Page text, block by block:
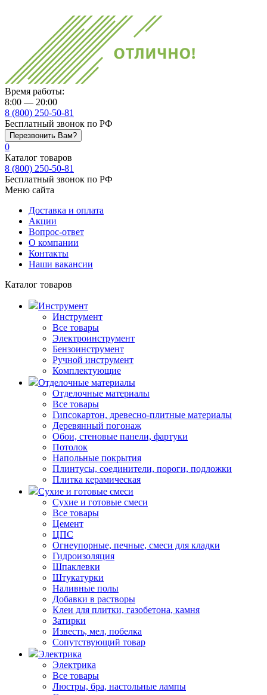
Время работы:
8:00 — 20:00
8 (800) 250-50-81
Бесплатный звонок по РФ
Перезвонить Вам?
0
Каталог товаров
8 (800) 250-50-81
Бесплатный звонок по РФ
Меню сайта
Доставка и оплата
Акции
Вопрос-ответ
О компании
Контакты
Наши вакансии
Каталог товаров
Инструмент
Инструмент
Все товары
Электроинструмент
Бензоинструмент
Ручной инструмент
Комплектующие
Отделочные материалы
Отделочные материалы
Все товары
Гипсокартон, древесно-плитные материалы
Деревянный погонаж
Обои, стеновые панели, фартуки
Потолок
Напольные покрытия
Плинтусы, соединители, пороги, подложки
Плитка керамическая
Сухие и готовые смеси
Сухие и готовые смеси
Все товары
Цемент
ЦПС
Огнеупорные, печные, смеси для кладки
Гидроизоляция
Шпаклевки
Штукатурки
Наливные полы
Добавки в растворы
Клеи для плитки, газобетона, камня
Затирки
Известь, мел, побелка
Сопутствующий товар
Электрика
Электрика
Все товары
Люстры, бра, настольные лампы